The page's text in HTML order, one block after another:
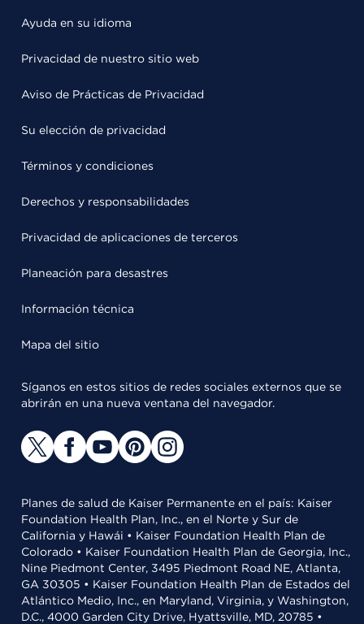
Ayuda en su idioma
Privacidad de nuestro sitio web
Aviso de Prácticas de Privacidad
Su elección de privacidad
Términos y condiciones
Derechos y responsabilidades
Privacidad de aplicaciones de terceros
Planeación para desastres
Información técnica
Mapa del sitio
Síganos en estos sitios de redes sociales externos que se
abrirán en una nueva ventana del navegador.
Planes de salud de Kaiser Permanente en el país: Kaiser
Foundation Health Plan, Inc., en el Norte y Sur de
California y Hawái • Kaiser Foundation Health Plan de
Colorado • Kaiser Foundation Health Plan de Georgia, Inc.,
Nine Piedmont Center, 3495 Piedmont Road NE, Atlanta,
GA 30305 • Kaiser Foundation Health Plan de Estados del
Atlántico Medio, Inc., en Maryland, Virginia, y Washington,
D.C., 4000 Garden City Drive, Hyattsville, MD, 20785 •